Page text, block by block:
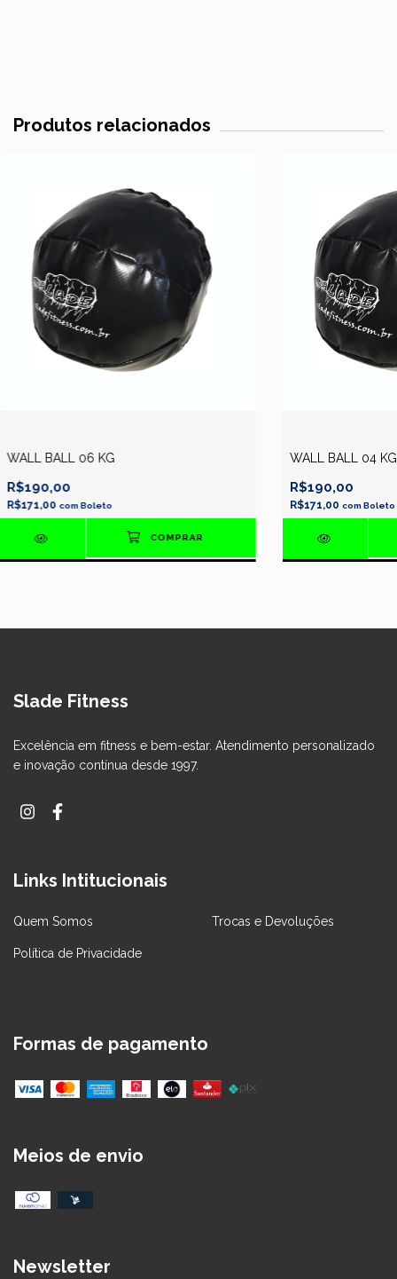
Produtos relacionados
WALL BALL 06 KG
R$190,00
R$171,00 com Boleto
WALL BALL 04
R$190,00
R$171,00 com Boleto
Slade Fitness
Excelência em fitness e bem-estar. Atendimento personalizado
e inovação contínua desde 1997.
Links Intitucionais
Quem Somos Trocas e Devoluções
Política de Privacidade
Formas de pagamento
Meios de envio
Newsletter